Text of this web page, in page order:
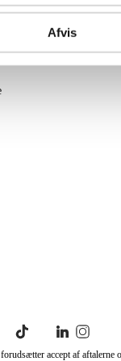
Afvis
accept af aftalerne